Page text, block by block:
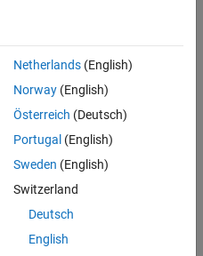
HDL Code
Test Bench from
and verify the generated
Test Bench at Command Line
bench to verify the VHDL,
Netherlands(English)
Norway(English)
Österreich (Deutsch)
Portugal (English)
Sweden (English)
Switzerland
Deutsch
English